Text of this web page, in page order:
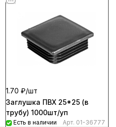
1.70 ₽/шт
Заглушка ПВХ 25*25 (в
трубу) 1000шт/уп
Есть в наличии Арт. 01-36777